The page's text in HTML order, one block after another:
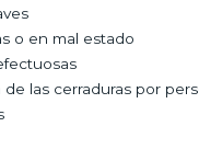
o en mal estado
las cerraduras por